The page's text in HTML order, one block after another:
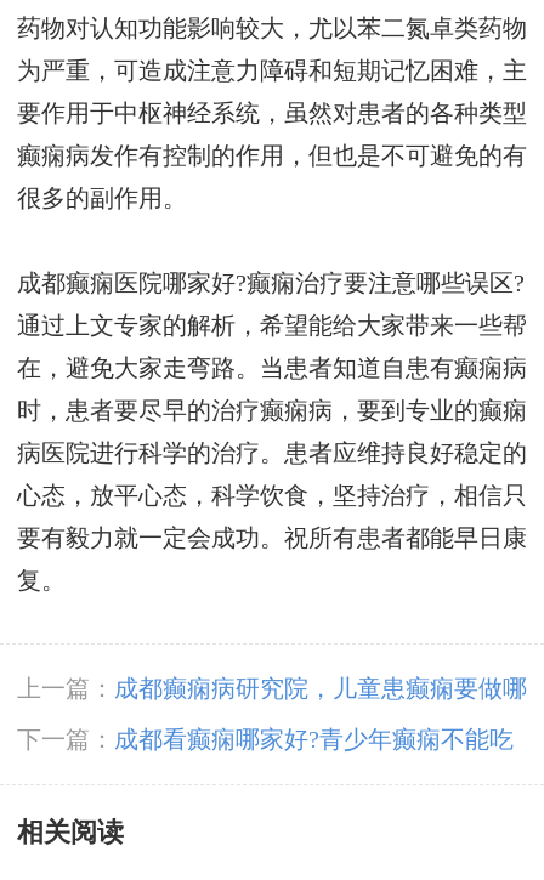
药物对认知功能影响较大，尤以苯二氮卓类药物
为严重，可造成注意力障碍和短期记忆困难，主
要作用于中枢神经系统，虽然对患者的各种类型
癫痫病发作有控制的作用，但也是不可避免的有
很多的副作用。
成都癫痫医院哪家好?癫痫治疗要注意哪些误区?
通过上文专家的解析，希望能给大家带来一些帮
在，避免大家走弯路。当患者知道自患有癫痫病
时，患者要尽早的治疗癫痫病，要到专业的癫痫
病医院进行科学的治疗。患者应维持良好稳定的
心态，放平心态，科学饮食，坚持治疗，相信只
要有毅力就一定会成功。祝所有患者都能早日康
复。
上一篇： 成都癫痫病研究院，儿童患癫痫要做哪
些检查?
下一篇： 成都看癫痫哪家好?青少年癫痫不能吃
什么?
相关阅读